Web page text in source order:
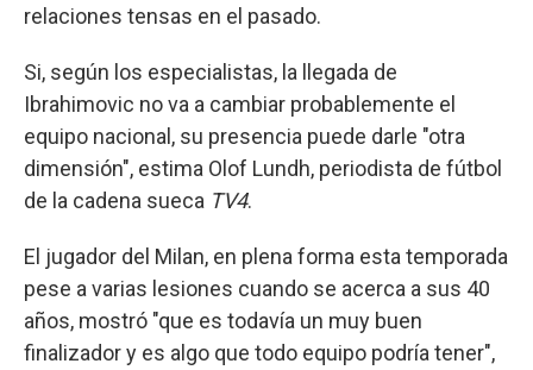
relaciones tensas en el pasado.
Si, según los especialistas, la llegada de
Ibrahimovic no va a cambiar probablemente el
equipo nacional, su presencia puede darle "otra
dimensión", estima Olof Lundh, periodista de fútbol
de la cadena sueca TV4.
El jugador del Milan, en plena forma esta temporada
pese a varias lesiones cuando se acerca a sus 40
años, mostró "que es todavía un muy buen
finalizador y es algo que todo equipo podría tener",